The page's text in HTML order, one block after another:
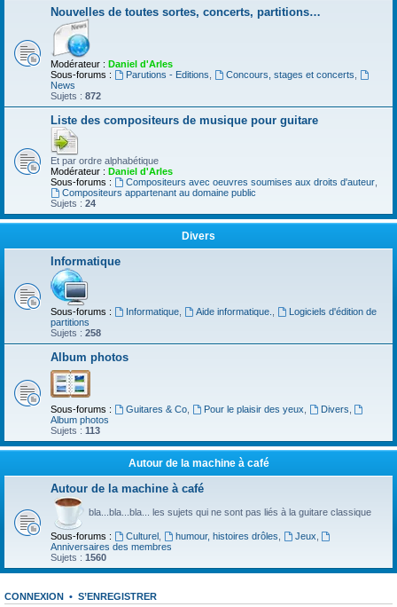
Nouvelles de toutes sortes, concerts, partitions…
Modérateur : Daniel d'Arles
Sous-forums :
Parutions - Editions Concours, stages et concerts
News
Sujets : 872
Liste des compositeurs de musique pour guitare
Et par ordre alphabétique
Modérateur : Daniel d'Arles
Sous-forums :
Compositeurs avec oeuvres soumises aux droits d'auteur,
Compositeurs appartenant au domaine public
Sujets : 24
Divers
Informatique
Sous-forums : Informatique, Aide informatique.
Logiciels d'édition de
partitions
Sujets : 258
Album photos
Sous-forums : Guitares & Co, Pour le plaisir des yeux Divers
Album photos
Sujets : 113
Autour de la machine à café
Autour de la machine à café
bla...bla...bla... les sujets qui ne sont pas liés à la guitare classique
Sous-forums : Culturel, humour, histoires drôles Jeux
Anniversaires des membres
Sujets : 1560
CONNEXION • S’ENREGISTRER